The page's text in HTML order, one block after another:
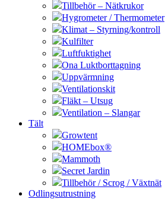
Tillbehör – Nätkrukor
Hygrometer / Thermometer
Klimat – Styrning/kontroll
Kulfilter
Luftfuktighet
Ona Luktborttagning
Uppvärmning
Ventilationskit
Fläkt – Utsug
Ventilation – Slangar
Tält
Growtent
HOMEbox®
Mammoth
Secret Jardin
Tillbehör / Scrog / Växtnät
Odlingsutrustning